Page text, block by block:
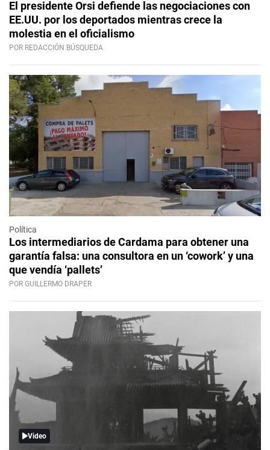
El presidente Orsi defiende las negociaciones con
EE.UU. por los deportados mientras crece la
molestia en el oficialismo
POR REDACCIÓN BÚSQUEDA
Política
Los intermediarios de Cardama para obtener una
garantía falsa: una consultora en un ‘cowork’ y una
que vendía ‘pallets’
POR GUILLERMO DRAPER
Video